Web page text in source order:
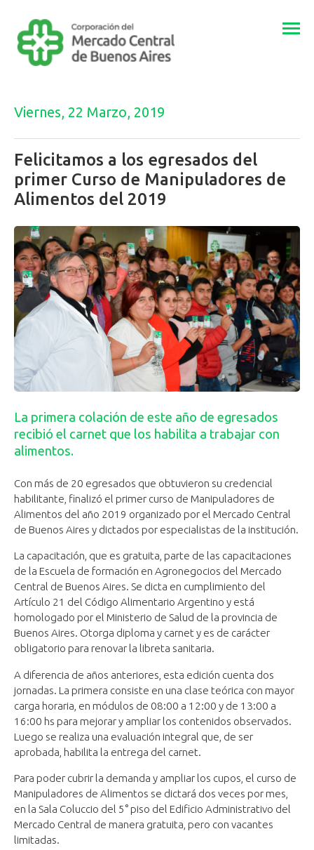
Viernes, 22 Marzo, 2019
Felicitamos a los egresados del
primer Curso de Manipuladores de
Alimentos del 2019
La primera colación de este año de egresados
recibió el carnet que los habilita a trabajar con
alimentos.
Con más de 20 egresados que obtuvieron su credencial
habilitante, finalizó el primer curso de Manipuladores de
Alimentos del año 2019 organizado por el Mercado Central
de Buenos Aires y dictados por especialistas de la institución.
La capacitación, que es gratuita, parte de las capacitaciones
de la Escuela de formación en Agronegocios del Mercado
Central de Buenos Aires. Se dicta en cumplimiento del
Artículo 21 del Código Alimentario Argentino y está
homologado por el Ministerio de Salud de la provincia de
Buenos Aires. Otorga diploma y carnet y es de carácter
obligatorio para renovar la libreta sanitaria.
A diferencia de años anteriores, esta edición cuenta dos
jornadas. La primera consiste en una clase teórica con mayor
carga horaria, en módulos de 08:00 a 12:00 y de 13:00 a
16:00 hs para mejorar y ampliar los contenidos observados.
Luego se realiza una evaluación integral que, de ser
aprobada, habilita la entrega del carnet.
Para poder cubrir la demanda y ampliar los cupos, el curso de
Manipuladores de Alimentos se dictará dos veces por mes,
en la Sala Coluccio del 5° piso del Edificio Administrativo del
Mercado Central de manera gratuita, pero con vacantes
limitadas.